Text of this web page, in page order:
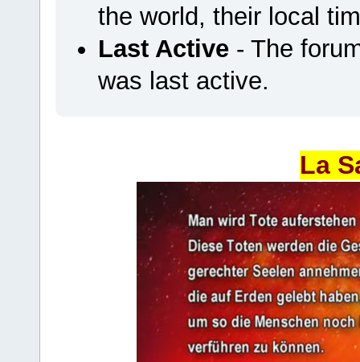
the world, their local
Last Active- The
was last active.
La